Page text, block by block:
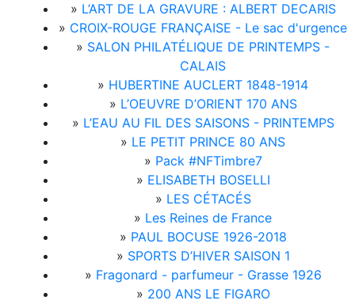
» L’ART DE LA GRAVURE : ALBERT DECARIS
» CROIX-ROUGE FRANÇAISE - Le sac d'urgence
» SALON PHILATÉLIQUE DE PRINTEMPS -
CALAIS
» HUBERTINE AUCLERT 1848-1914
» L’OEUVRE D’ORIENT 170 ANS
» L’EAU AU FIL DES SAISONS - PRINTEMPS
» LE PETIT PRINCE 80 ANS
» Pack #NFTimbre7
» ELISABETH BOSELLI
» LES CÉTACÉS
» Les Reines de France
» PAUL BOCUSE 1926-2018
» SPORTS D’HIVER SAISON 1
» Fragonard - parfumeur - Grasse 1926
» 200 ANS LE FIGARO